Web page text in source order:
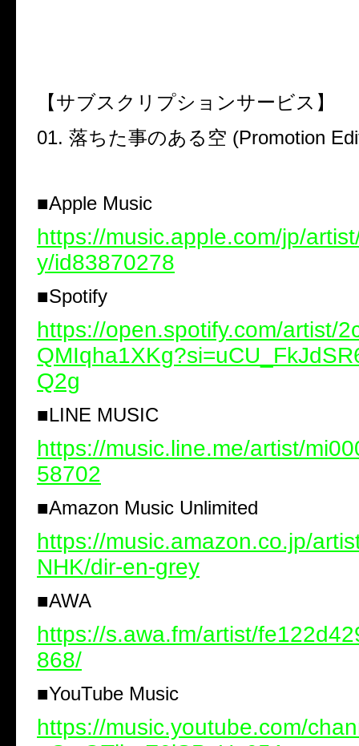
【サブスクリプションサービス】
01. 落ちた事のある空 (Promotion
■Apple Music
https://music.apple.com/jp/
y/id83870278
■Spotify
https://open.spotify.com/artist/
Q2g
■LINE MUSIC
https://music.line.me/artist/
58702
■Amazon Music Unlimited
https://music.amazon.co.jp/
NHK/dir-en-grey
■AWA
https://s.awa.fm/artist/
868/
■YouTube Music
https://music.youtube.com/